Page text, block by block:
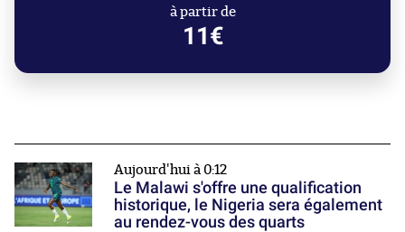
à partir de
11€
Aujourd'hui à 0:12
Le Malawi s'offre une qualification
historique, le Nigeria sera également
au rendez-vous des quarts